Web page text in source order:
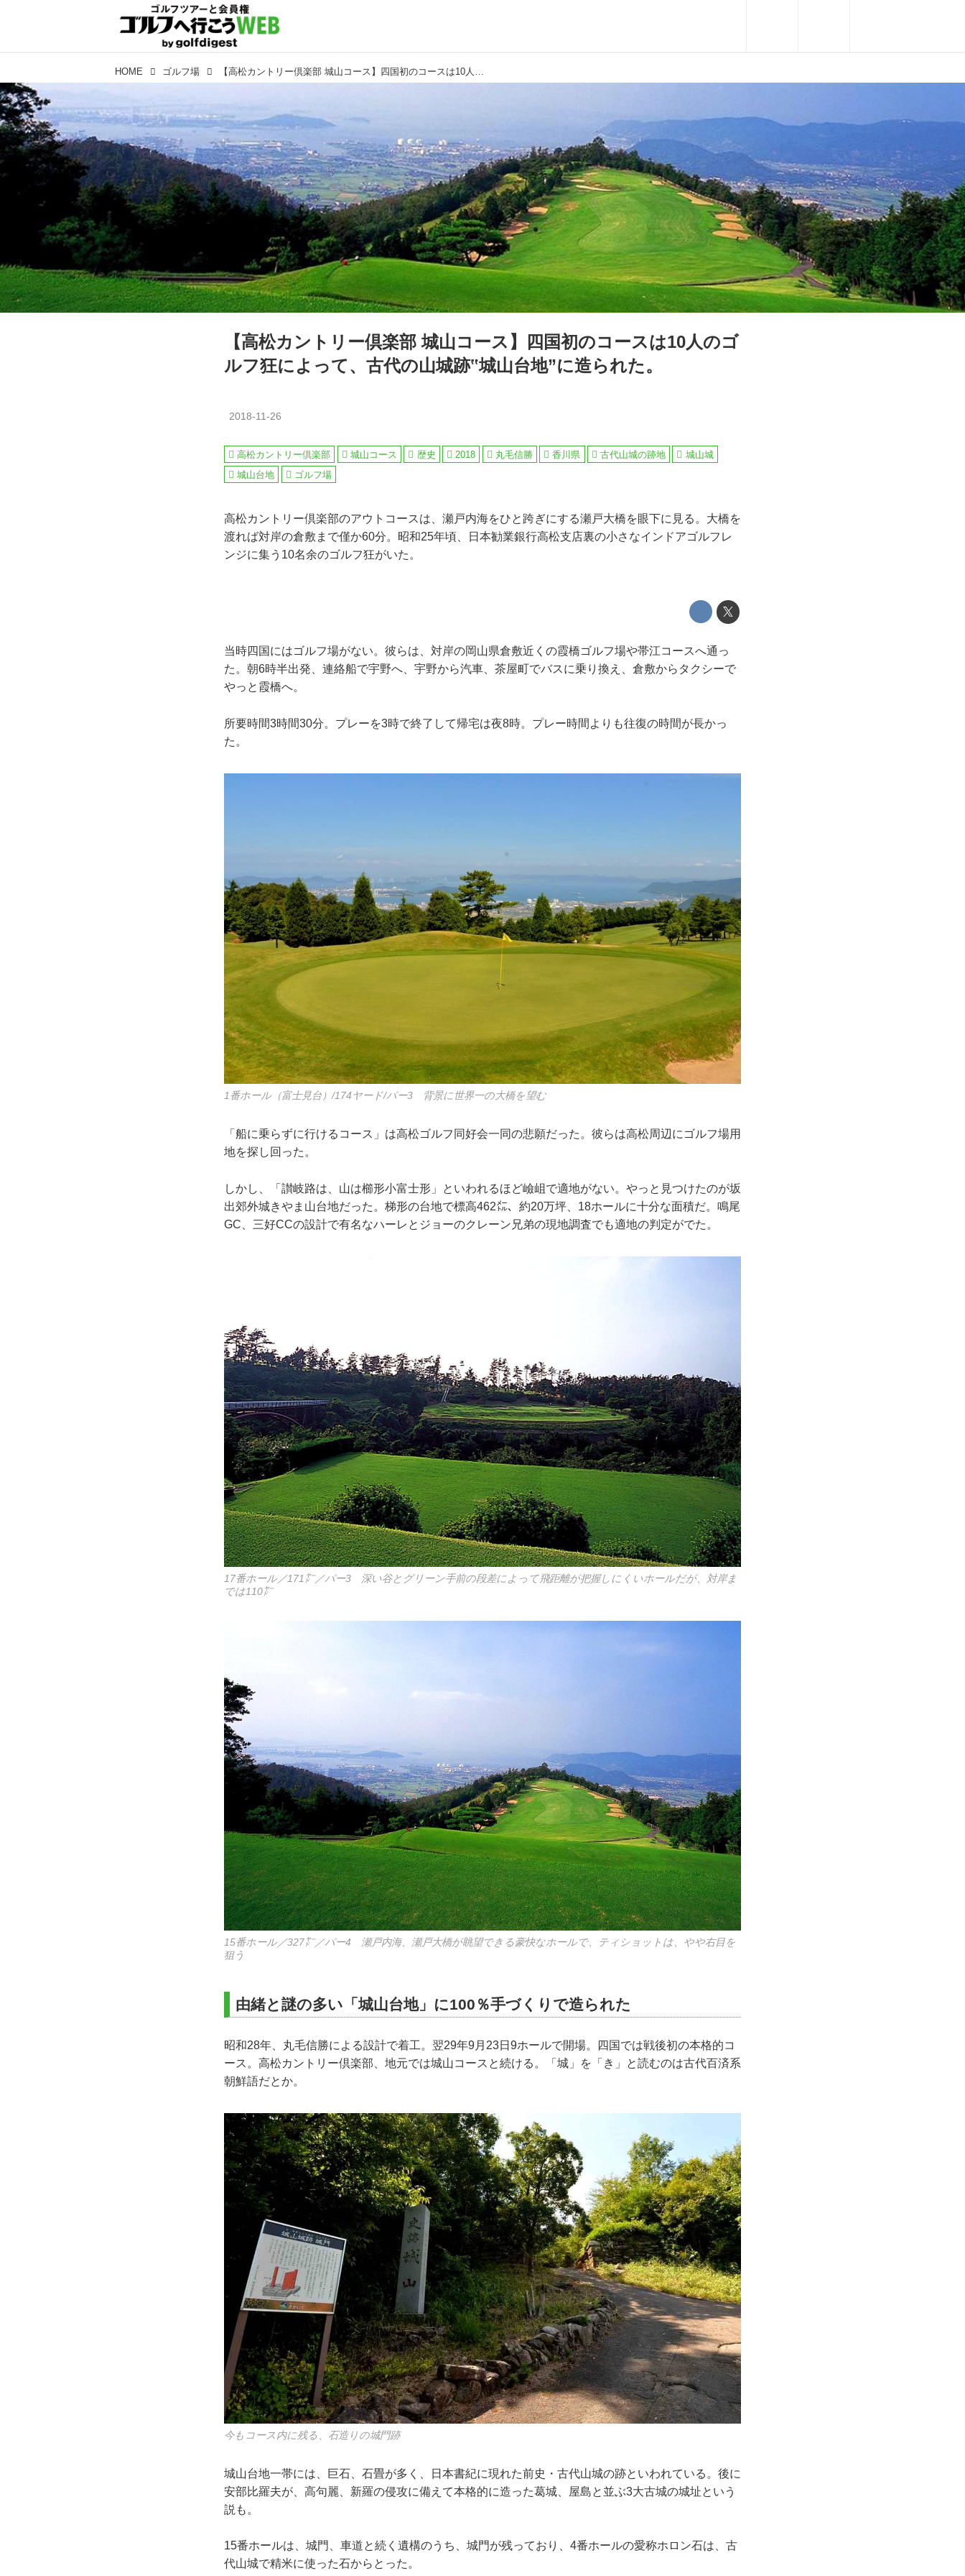
HOME ゴルフ場 【高松カントリー倶楽部 城山コース】四国初のコースは10人のゴルフ狂によって、古代の山城跡‟城山台地”に造られた。
【高松カントリー倶楽部 城山コース】四国初のコースは10人のゴ
ルフ狂によって、古代の山城跡‟城山台地”に造られた。
2018-11-26
高松カントリー倶楽部 城山コース 歴史 2018 丸毛信勝 香川県 古代山城の跡地
城山城
城山台地
ゴルフ場
高松カントリー倶楽部のアウトコースは、瀬戸内海をひと跨ぎにする瀬戸大橋を眼下に見る。大橋を
渡れば対岸の倉敷まで僅か60分。昭和25年頃、日本勧業銀行高松支店裏の小さなインドアゴルフレ
ンジに集う10名余のゴルフ狂がいた。
当時四国にはゴルフ場がない。彼らは、対岸の岡山県倉敷近くの霞橋ゴルフ場や帯江コースへ通っ
た。朝6時半出発、連絡船で宇野へ、宇野から汽車、茶屋町でバスに乗り換え、倉敷からタクシーで
やっと霞橋へ。
所要時間3時間30分。プレーを3時で終了して帰宅は夜8時。プレー時間よりも往復の時間が長かっ
た。
1番ホール（富士見台）/174ヤード/パー3 背景に世界一の大橋を望む
「船に乗らずに行けるコース」は高松ゴルフ同好会一同の悲願だった。彼らは高松周辺にゴルフ場用
地を探し回った。
しかし、「讃岐路は、山は櫛形小富士形」といわれるほど嶮岨で適地がない。やっと見つけたのが坂
出郊外城きやま山台地だった。梯形の台地で標高462㍍、約20万坪、18ホールに十分な面積だ。鳴尾
GC、三好CCの設計で有名なハーレとジョーのクレーン兄弟の現地調査でも適地の判定がでた。
17番ホール／171㍎／パー3 深い谷とグリーン手前の段差によって飛距離が把握しにくいホールだが、対岸ま
では110㍎
15番ホール／327㍎／パー4 瀬戸内海、瀬戸大橋が眺望できる豪快なホールで、ティショットは、やや右目を
狙う
由緒と謎の多い「城山台地」に100％手づくりで造られた
昭和28年、丸毛信勝による設計で着工。翌29年9月23日9ホールで開場。四国では戦後初の本格的コ
ース。高松カントリー倶楽部、地元では城山コースと続ける。「城」を「き」と読むのは古代百済系
朝鮮語だとか。
今もコース内に残る、石造りの城門跡
城山台地一帯には、巨石、石畳が多く、日本書紀に現れた前史・古代山城の跡といわれている。後に
安部比羅夫が、高句麗、新羅の侵攻に備えて本格的に造った葛城、屋島と並ぶ3大古城の城址という
説も。
15番ホールは、城門、車道と続く遺構のうち、城門が残っており、4番ホールの愛称ホロン石は、古
代山城で精米に使った石からとった。